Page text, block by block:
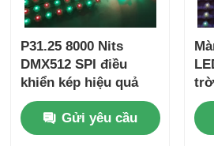
P31.25 8000 Nits
DMX512 SPI điều
khiển kép hiệu quả
năng lượng màn hình
màn hình LED ngoài
trời điện năng thấp
Gửi yêu cầu